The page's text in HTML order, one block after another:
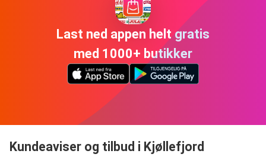
Last ned appen helt gratis
med 1000+ butikker
Kundeaviser og tilbud i Kjøllefjord